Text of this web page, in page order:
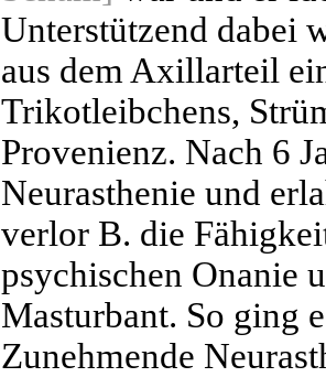
Unterstützend dabei
aus dem Axillarteil
Trikotleibchens,
Provenienz. Nach 6
Neurasthenie und
verlor B. die
psychischen Onanie
Masturbant. So ging
Zunehmende